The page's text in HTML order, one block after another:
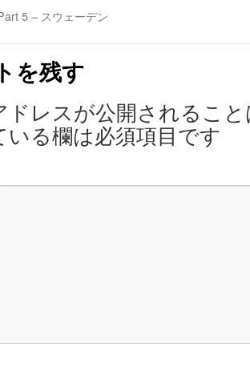
5 – スウェーデン
を残す
ドレスが公開されるこ
いる欄は必須項目です